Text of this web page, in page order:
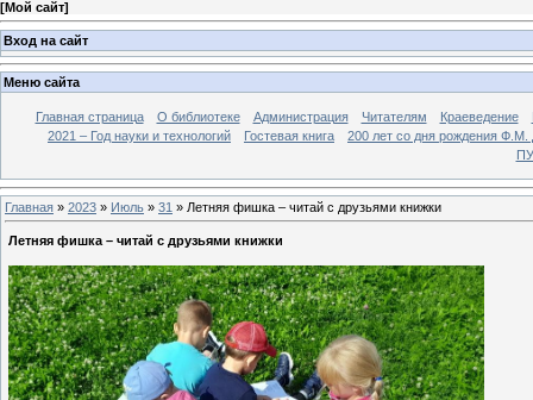
[Мой сайт]
Вход на сайт
Меню сайта
Главная страница О библиотеке Администрация Читателям Краеведение
2021 – Год науки и технологий
Гостевая книга
200 лет со дня рождения Ф.М.
Главная » 2023 » Июль » 31 » Летняя фишка – читай с друзьями книжки
Летняя фишка – читай с друзьями книжки